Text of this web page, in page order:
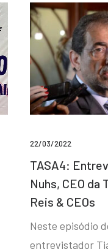
22/03/2022
TASA4:
Nuhs, CEO da
Reis & CEOs
Neste episódio
entrevistador